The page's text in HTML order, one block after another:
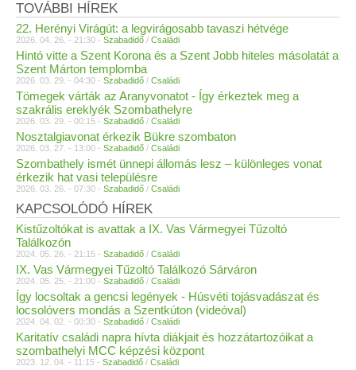
TOVÁBBI HÍREK
22. Herényi Virágút: a legvirágosabb tavaszi hétvége
2026. 04. 26. - 21:30 - Szabadidő / Családi
Hintó vitte a Szent Korona és a Szent Jobb hiteles másolatát a
Szent Márton templomba
2026. 03. 29. - 04:30 - Szabadidő / Családi
Tömegek várták az Aranyvonatot - Így érkeztek meg a
szakrális ereklyék Szombathelyre
2026. 03. 29. - 00:15 - Szabadidő / Családi
Nosztalgiavonat érkezik Bükre szombaton
2026. 03. 27. - 13:00 - Szabadidő / Családi
Szombathely ismét ünnepi állomás lesz – különleges vonat
érkezik hat vasi településre
2026. 03. 26. - 07:30 - Szabadidő / Családi
KAPCSOLÓDÓ HÍREK
Kistűzoltókat is avattak a IX. Vas Vármegyei Tűzoltó
Találkozón
2024. 05. 26. - 21:15 - Szabadidő / Családi
IX. Vas Vármegyei Tűzoltó Találkozó Sárváron
2024. 05. 25. - 21:00 - Szabadidő / Családi
Így locsoltak a gencsi legények - Húsvéti tojásvadászat és
locsolóvers mondás a Szentkúton (videóval)
2024. 04. 02. - 00:30 - Szabadidő / Családi
Karitatív családi napra hívta diákjait és hozzátartozóikat a
szombathelyi MCC képzési központ
2023. 12. 04. - 11:15 - Szabadidő / Családi